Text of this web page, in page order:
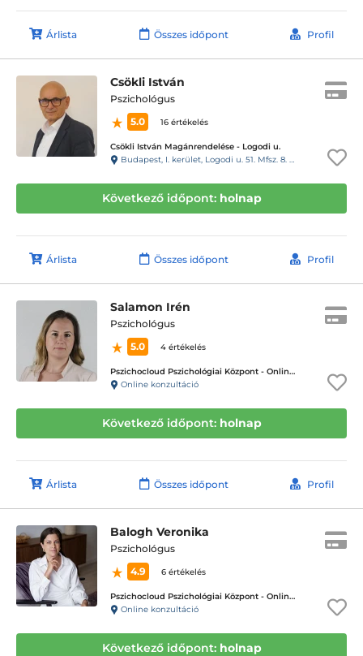
Árlista Összes időpont Profil
Csökli István
Pszichológus
5.0
16 értékelés
Csökli István Magánrendelése - Logodi u.
Budapest, I. kerület, Logodi u. 51. Mfsz. 8. Kaputelefon: 13
Következő időpont: holnap
Árlista Összes időpont Profil
Salamon Irén
Pszichológus
5.0
4 értékelés
Pszichocloud Pszichológiai Központ - Online ügyfélfogadás
Online konzultáció
Következő időpont: holnap
Árlista Összes időpont Profil
Balogh Veronika
Pszichológus
4.9
6 értékelés
Pszichocloud Pszichológiai Központ - Online ügyfélfogadás
Online konzultáció
Következő időpont: holnap